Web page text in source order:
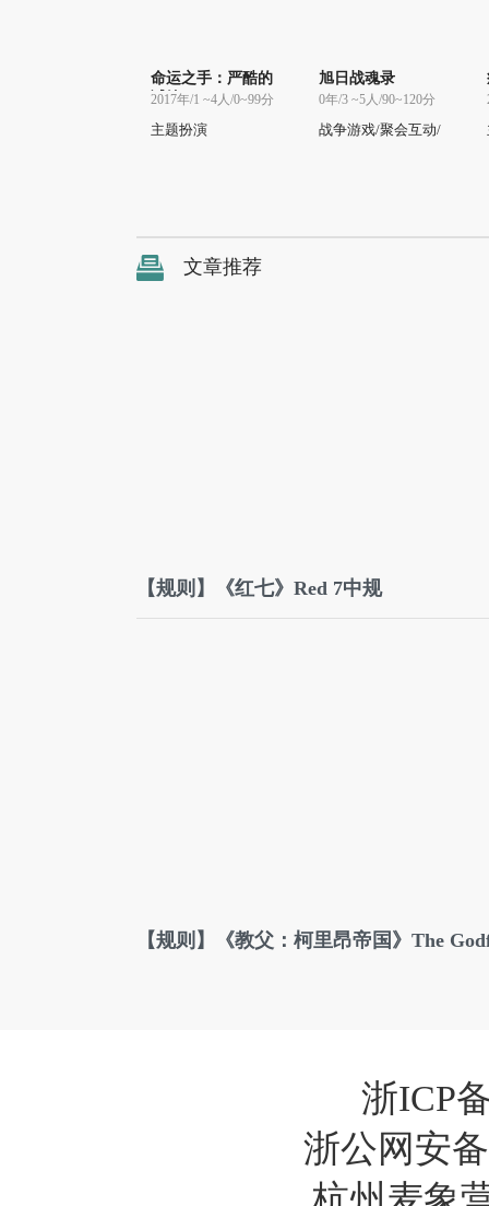
命运之手：严酷的
试练
2017年/1 ~4人/0~99分
主题扮演
旭日战魂录
0年/3 ~5人/90~120分
战争游戏/聚会互动/
文章推荐
【规则】《红七》Red 7中规
【规则】《教父：柯里昂帝国》The
浙ICP
浙公网安